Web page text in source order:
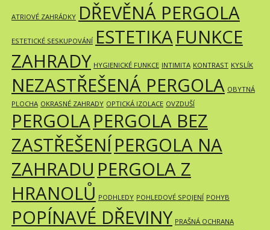
ATRIOVÉ ZAHRÁDKY DŘEVĚNÁ PERGOLA
ESTETICKÉ SESKUPOVÁNÍ ESTETIKAFUNKCE
ZAHRADY HYGIENICKÉ FUNKCE INTIMITA KONTRAST KYSLÍK
NEZASTŘEŠENÁ PERGOLA OBYTNÁ
PLOCHA OKRASNÉ ZAHRADY OPTICKÁ IZOLACE OVZDUŠÍ
PERGOLAPERGOLA BEZ
ZASTŘEŠENÍ PERGOLA NA
ZAHRADU PERGOLA Z
HRANOLŮ PODHLEDY POHLEDOVÉ SPOJENÍ POHYB
POPÍNAVÉ DŘEVINY PRAŠNÁ OCHRANA